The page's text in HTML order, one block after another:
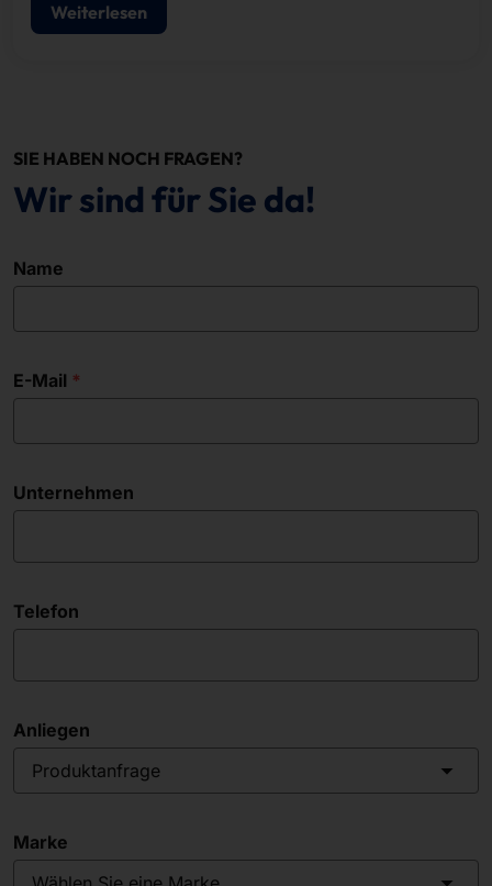
Weiterlesen
SIE HABEN NOCH FRAGEN?
Wir sind für Sie da!
Name
E-Mail
Unternehmen
Telefon
Anliegen
Produktanfrage
Marke